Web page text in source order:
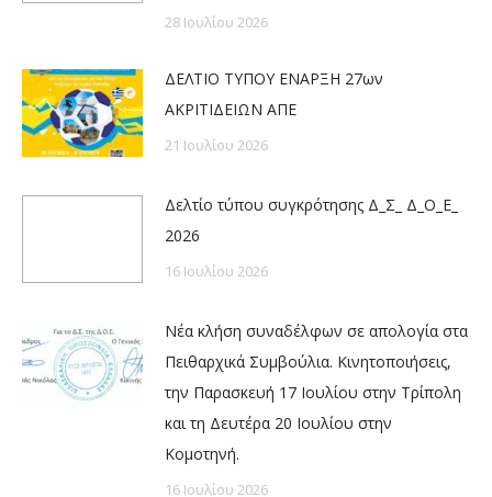
28 Ιουλίου 2026
ΔΕΛΤΙΟ ΤΥΠΟΥ ΕΝΑΡΞΗ 27ων
ΑΚΡΙΤΙΔΕΙΩΝ ΑΠΕ
21 Ιουλίου 2026
Δελτίο τύπου συγκρότησης Δ_Σ_ Δ_Ο_Ε_
2026
16 Ιουλίου 2026
Νέα κλήση συναδέλφων σε απολογία στα
Πειθαρχικά Συμβούλια. Κινητοποιήσεις,
την Παρασκευή 17 Ιουλίου στην Τρίπολη
και τη Δευτέρα 20 Ιουλίου στην
Κομοτηνή.
16 Ιουλίου 2026